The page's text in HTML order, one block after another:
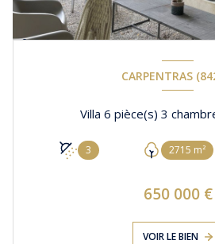
CARPENTRAS
3 2715 m²
650 000 €
VOIR LE BIEN